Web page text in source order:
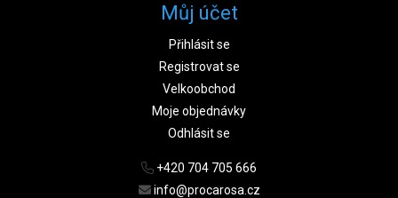
Můj účet
Přihlásit se
Registrovat se
Velkoobchod
Moje objednávky
Odhlásit se
+420 704 705 666
info@procarosa.cz